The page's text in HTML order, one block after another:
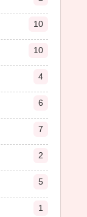
10
10
4
6
7
2
5
1